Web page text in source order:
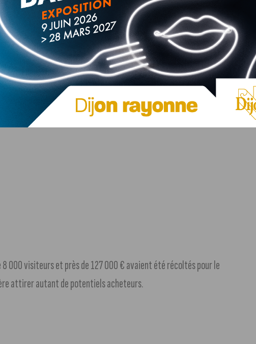
000 visiteurs et près de 127 000 € avaient été récoltés pour le
attirer autant de potentiels acheteurs.